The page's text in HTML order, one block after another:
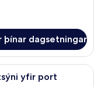
þínar dagsetningar
með tvíbreiðu rúmi
yfir port